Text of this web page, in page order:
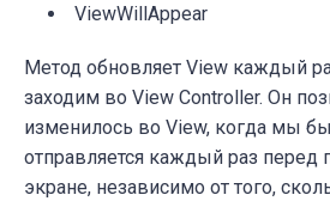
ViewWillAppear
Метод обновляет View каждый
заходим во View Controller. Он
изменилось во View, когда мы
отправляется каждый раз перед
экране, независимо от того,